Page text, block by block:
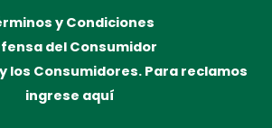
y Condiciones
del Consumidor
los Consumidores. Para reclamos
ingrese aquí